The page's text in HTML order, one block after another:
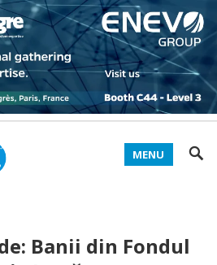
MENU
Banii din Fondul